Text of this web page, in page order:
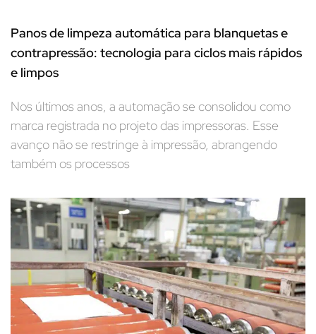
Panos de limpeza automática para blanquetas e
contrapressão: tecnologia para ciclos mais rápidos
e limpos
Nos últimos anos, a automação se consolidou como
marca registrada no projeto das impressoras. Esse
avanço não se restringe à impressão, abrangendo
também os processos